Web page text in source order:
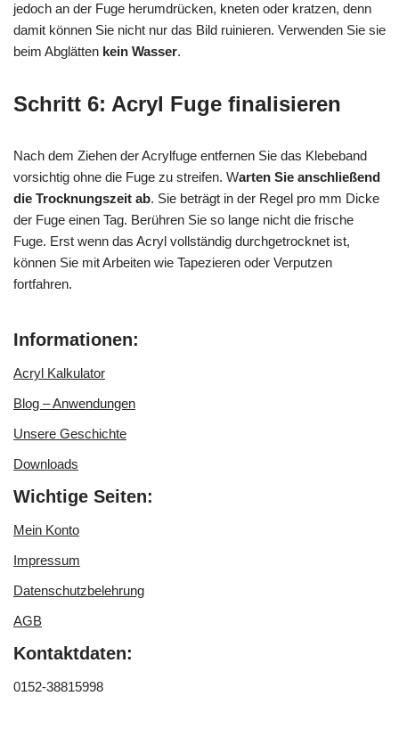
jedoch an der Fuge herumdrücken, kneten oder kratzen, denn
damit können Sie nicht nur das Bild ruinieren. Verwenden Sie sie
beim Abglätten kein Wasser.
Schritt 6: Acryl Fuge finalisieren
Nach dem Ziehen der Acrylfuge entfernen Sie das Klebeband
vorsichtig ohne die Fuge zu streifen. Warten Sie anschließend
die Trocknungszeit ab. Sie beträgt in der Regel pro mm Dicke
der Fuge einen Tag. Berühren Sie so lange nicht die frische
Fuge. Erst wenn das Acryl vollständig durchgetrocknet ist,
können Sie mit Arbeiten wie Tapezieren oder Verputzen
fortfahren.
Informationen:
Acryl Kalkulator
Blog – Anwendungen
Unsere Geschichte
Downloads
Wichtige Seiten:
Mein Konto
Impressum
Datenschutzbelehrung
AGB
Kontaktdaten:
0152-38815998